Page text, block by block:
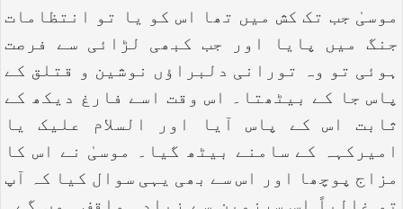
موسیٰ جب تک کش میں تھا اس کو یا تو انتظامات
جنگ میں پایا اور جب کبھی لڑائی سے فرصت
ہوئی تو وہ تورانی دلبراؤں نوشین و قتلق کے
پاس جا کے بیٹھتا۔ اس وقت اسے فارغ دیکھ کے
ثابت اس کے پاس آیا اور السلام علیک یا
امیرکہہ کے سامنے بیٹھ گیا۔ موسیٰ نے اس کا
مزاج پوچھا اور اس سے بھی یہی سوال کیا کہ آپ